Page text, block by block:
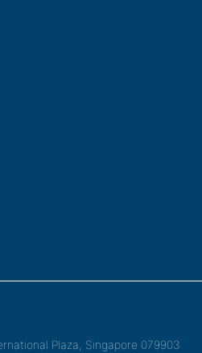
Plaza, Singapore 079903